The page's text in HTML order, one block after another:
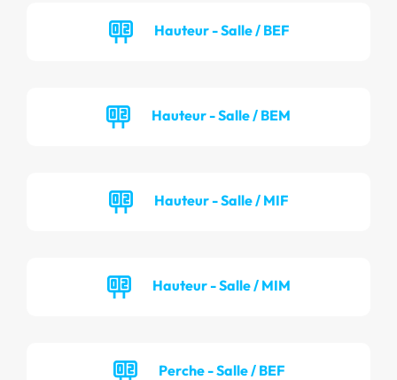
Hauteur - Salle / BEF
Hauteur - Salle / BEM
Hauteur - Salle / MIF
Hauteur - Salle / MIM
Perche - Salle / BEF